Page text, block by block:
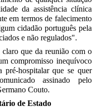
da assistência clínica
em termos de falecimento
cidadão português pela
e não regulados".
que da reunião com o
compromisso inequívoco
pré-hospitalar que se quer
assinado pelo
Couto.
de Estado